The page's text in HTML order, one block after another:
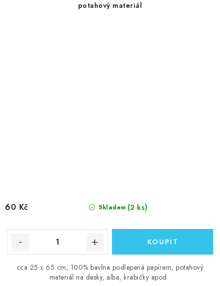
potahový materiál
Skladem (2 ks)
60 Kč
cca 25 x 65 cm; 100% bavlna podlepená papírem, potahový
materiál na desky, alba, krabičky apod.